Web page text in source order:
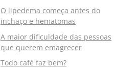
O lipedema começa antes do
inchaço e hematomas
A maior dificuldade das pessoas
que querem emagrecer
Todo café faz bem?